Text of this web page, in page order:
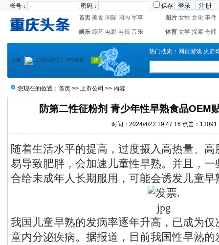
帐号： 密码：
保存
首页 美食 国际 国内 军事 图片 女性 文化 事件
娱乐 综艺 电影 电视 音乐 体育 文学 探索 奇闻
热门搜索： 网页游戏 火箭
您现在的位置： 首页 >> 上市公司 >> 内容
防第二性征粉剂 青少年性早熟食品OEM
时间：2024/4/22 19:47:16 点击：13091
随着生活水平的提高，过度摄入高热量、
易导致肥胖，会加速儿童性早熟。并且，
合给未成年人长期服用，可能会诱发儿童早
我国儿童早熟的发病率逐年升高，已成为
童内分泌疾病。据报道，目前我国性早熟的